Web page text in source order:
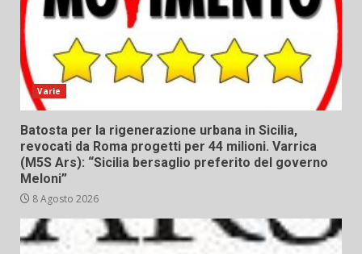
Varie
Batosta per la rigenerazione urbana in Sicilia,
revocati da Roma progetti per 44 milioni. Varrica
(M5S Ars): “Sicilia bersaglio preferito del governo
Meloni”
8 Agosto 2026